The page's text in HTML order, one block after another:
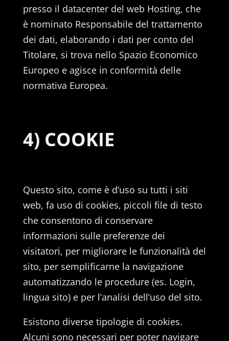
presso il datacenter del web Hosting, che
è nominato Responsabile del trattamento
dei dati, elaborando i dati per conto del
Titolare, si trova nello Spazio Economico
Europeo e agisce in conformità delle
normativa Europea.
4) COOKIE
Questo sito, come è d’uso su tutti i siti
web, fa uso di cookies, piccoli file di testo
che consentono di conservare
informazioni sulle preferenze dei
visitatori, per migliorare le funzionalità del
sito, per semplificarne la navigazione
automatizzando le procedure (es. Login,
lingua sito) e per l’analisi dell’uso del sito.
Esistono diverse tipologie di cookies.
Alcuni sono necessari per poter navigare